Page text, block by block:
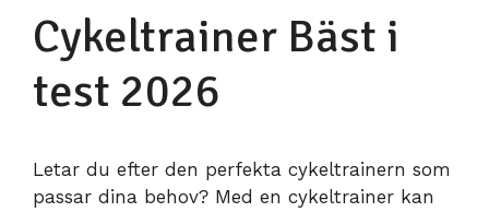
Cykeltrainer Bäst i
test 2026
Letar du efter den perfekta cykeltrainern som
passar dina behov? Med en cykeltrainer kan